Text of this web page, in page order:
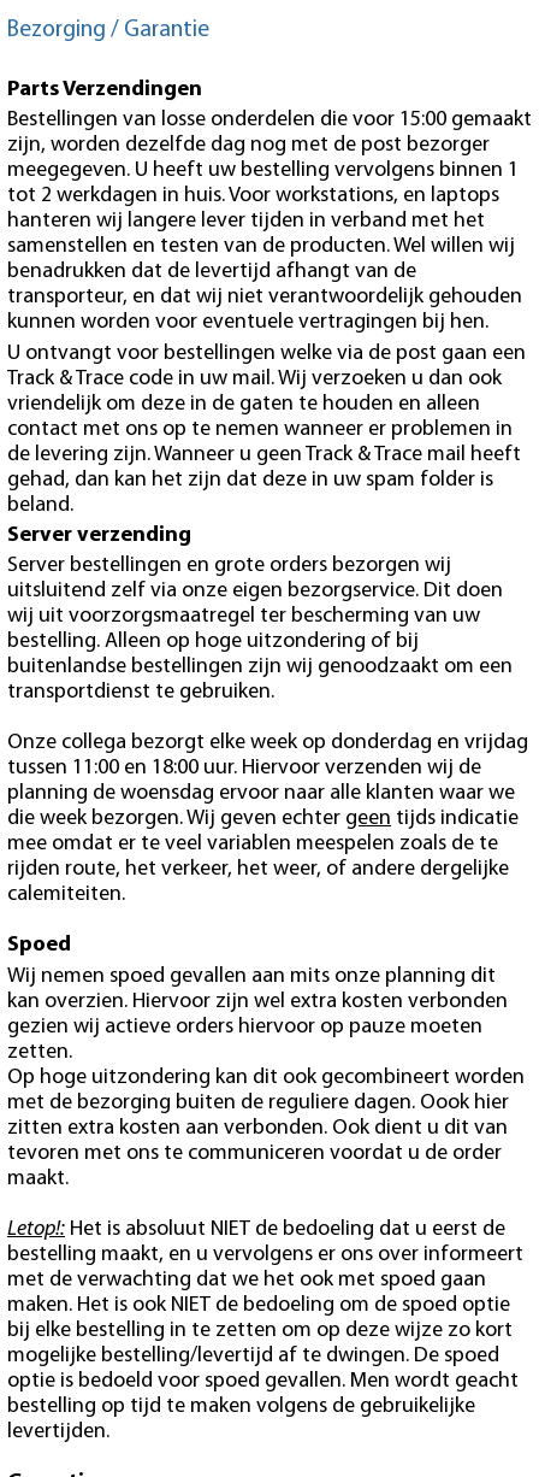
Bezorging / Garantie
Parts Verzendingen
Bestellingen van losse onderdelen die voor 15:00 gemaakt
zijn, worden dezelfde dag nog met de post bezorger
meegegeven. U heeft uw bestelling vervolgens binnen 1
tot 2 werkdagen in huis. Voor workstations, en laptops
hanteren wij langere lever tijden in verband met het
samenstellen en testen van de producten. Wel willen wij
benadrukken dat de levertijd afhangt van de
transporteur, en dat wij niet verantwoordelijk gehouden
kunnen worden voor eventuele vertragingen bij hen.
U ontvangt voor bestellingen welke via de post gaan een
Track & Trace code in uw mail. Wij verzoeken u dan ook
vriendelijk om deze in de gaten te houden en alleen
contact met ons op te nemen wanneer er problemen in
de levering zijn. Wanneer u geen Track & Trace mail heeft
gehad, dan kan het zijn dat deze in uw spam folder is
beland.
Server verzending
Server bestellingen en grote orders bezorgen wij
uitsluitend zelf via onze eigen bezorgservice. Dit doen
wij uit voorzorgsmaatregel ter bescherming van uw
bestelling. Alleen op hoge uitzondering of bij
buitenlandse bestellingen zijn wij genoodzaakt om een
transportdienst te gebruiken.
Onze collega bezorgt elke week op donderdag en vrijdag
tussen 11:00 en 18:00 uur. Hiervoor verzenden wij de
planning de woensdag ervoor naar alle klanten waar we
die week bezorgen. Wij geven echter geen tijds indicatie
mee omdat er te veel variablen meespelen zoals de te
rijden route, het verkeer, het weer, of andere dergelijke
calemiteiten.
Spoed
Wij nemen spoed gevallen aan mits onze planning dit
kan overzien. Hiervoor zijn wel extra kosten verbonden
gezien wij actieve orders hiervoor op pauze moeten
zetten.
Op hoge uitzondering kan dit ook gecombineert worden
met de bezorging buiten de reguliere dagen. Oook hier
zitten extra kosten aan verbonden. Ook dient u dit van
tevoren met ons te communiceren voordat u de order
maakt.
Letop!: Het is absoluut NIET de bedoeling dat u eerst de
bestelling maakt, en u vervolgens er ons over informeert
met de verwachting dat we het ook met spoed gaan
maken. Het is ook NIET de bedoeling om de spoed optie
bij elke bestelling in te zetten om op deze wijze zo kort
mogelijke bestelling/levertijd af te dwingen. De spoed
optie is bedoeld voor spoed gevallen. Men wordt geacht
bestelling op tijd te maken volgens de gebruikelijke
levertijden.